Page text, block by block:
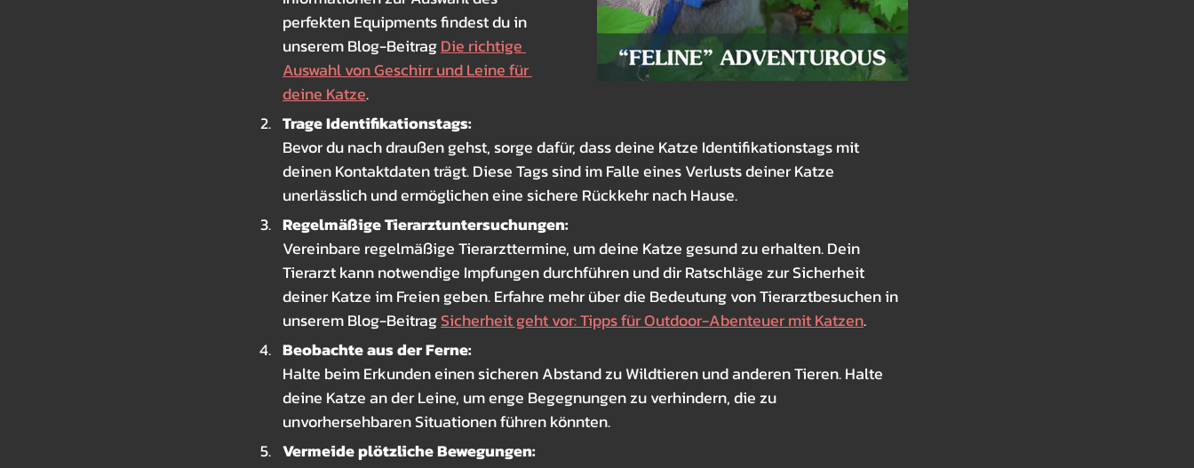
perfekten Equipments findest du in
unserem Blog-Beitrag Die richtige
Auswahl von Geschirr und Leine für
deine Katze.
Trage Identifikationstags:
Bevor du nach draußen gehst, sorge dafür, dass deine Katze Identifikationstags mit
deinen Kontaktdaten trägt. Diese Tags sind im Falle eines Verlusts deiner Katze
unerlässlich und ermöglichen eine sichere Rückkehr nach Hause.
Regelmäßige Tierarztuntersuchungen:
Vereinbare regelmäßige Tierarzttermine, um deine Katze gesund zu erhalten. Dein
Tierarzt kann notwendige Impfungen durchführen und dir Ratschläge zur Sicherheit
deiner Katze im Freien geben. Erfahre mehr über die Bedeutung von Tierarztbesuchen in
unserem Blog-Beitrag Sicherheit geht vor: Tipps für Outdoor-Abenteuer mit Katzen.
Beobachte aus der Ferne:
Halte beim Erkunden einen sicheren Abstand zu Wildtieren und anderen Tieren. Halte
deine Katze an der Leine, um enge Begegnungen zu verhindern, die zu
unvorhersehbaren Situationen führen könnten.
Vermeide plötzliche Bewegungen: